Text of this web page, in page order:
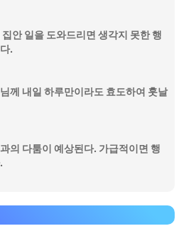
안 일을 도와드리면 생각지 못한 행
.
께 내일 하루만이라도 효도하여 훗날
의 다툼이 예상된다. 가급적이면 행